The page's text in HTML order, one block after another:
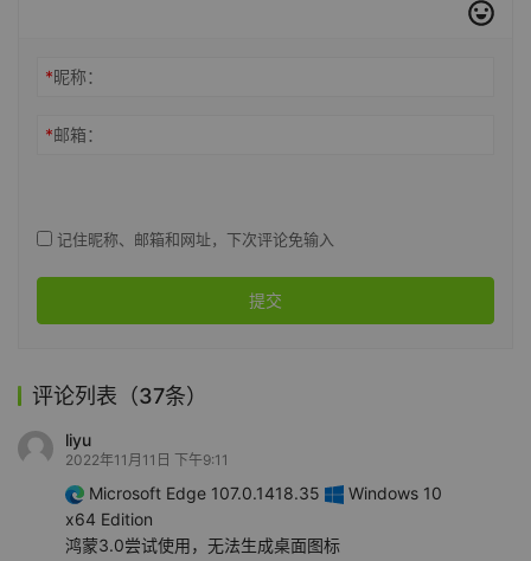
*昵称：
*邮箱：
记住昵称、邮箱和网址，下次评论免输入
提交
评论列表（37条）
liyu
2022年11月11日 下午9:11
Microsoft Edge 107.0.1418.35
Windows 10
x64 Edition
鸿蒙3.0尝试使用，无法生成桌面图标